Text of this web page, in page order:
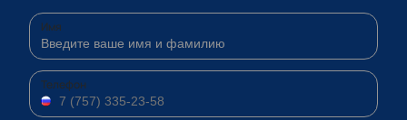
Имя
Телефон